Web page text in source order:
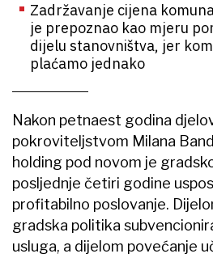
Zadržavanje cijena
je prepoznao kao mjeru
dijelu stanovništva, jer
plaćamo jednako
Nakon petnaest godina
pokroviteljstvom Milana
holding pod novom je
posljednje četiri godine
profitabilno poslovanje.
gradska politika
usluga, a dijelom povećanje